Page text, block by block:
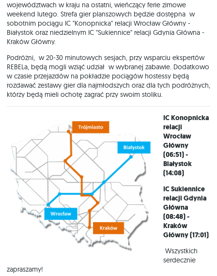
województwach w kraju na ostatni, wieńczący ferie zimowe
weekend lutego. Strefa gier planszowych będzie dostępna w
sobotnim pociągu IC "Konopnicka" relacji Wrocław Główny -
Białystok oraz niedzielnym IC "Sukiennice" relacji Gdynia Główna -
Kraków Główny.
Podróżni, w 20-30 minutowych sesjach, przy wsparciu ekspertów
REBELa, będą mogli wziąć udział w wybranej zabawie. Dodatkowo
w czasie przejazdów na pokładzie pociągów hostessy będą
rozdawać zestawy gier dla najmłodszych oraz dla tych podróżnych,
którzy będą mieli ochotę zagrać przy swoim stoliku.
IC Konopnicka
relacji
Wrocław
Główny
(06:51) -
Białystok
(14:08)
IC Sukiennice
relacji Gdynia
Główna
(08:48) -
Kraków
Główny (17:01)
Wszystkich
serdecznie
zapraszamy!